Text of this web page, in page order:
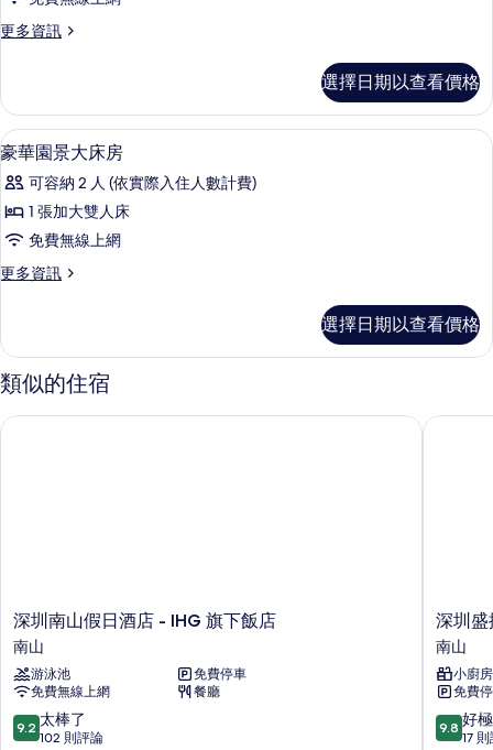
雙
床
的
所
有
相
片
更多資訊
更
雙
床
房
詳
情
選擇日期以查看價格
顯
示
豪
華
園
景
床
房
的
所
迷你吧、客房內保險箱、書桌、遮光
6
豪華園景大床房
可容納 2 人 (依實際入住人數計費)
1 張加大雙人床
免費無線上網
更多資訊
更
園
景
大
房
選擇日期以查看價格
類似的住宿
深
圳
南
山
假
日
酒
深圳南山假日酒店 - IHG 旗下飯店
南山
游泳池
免費停車
免費無線上網
餐廳
9.2
分，
9.2 太棒了
102 則評論
深圳南山假日酒店 - IHG 旗下飯店
深
圳
盛
捷
僑
城
坊
深圳盛
南山
小廚房
免費
9.8
分，
9.8 好
17
深圳盛